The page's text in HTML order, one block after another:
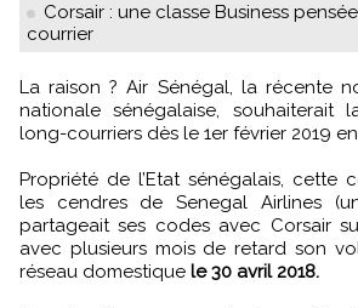
Corsair : une classe Business
courrier
La raison ? Air Sénégal, la récente nouvelle compagnie
nationale sénégalaise, souhaiterait
long-courriers dès le 1er février 2019
Propriété de l’Etat sénégalais, cette
les cendres de Senegal Airlines
partageait ses codes avec Corsair
avec plusieurs mois de retard son
réseau domestique le 30 avril 2018.